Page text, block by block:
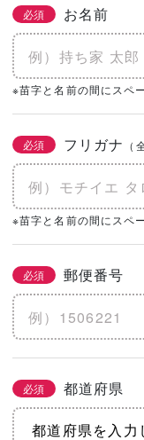
必須 お名前
※苗字と名前の間にスペ
必須 フリガナ （
※苗字と名前の間にスペ
必須 郵便番号
必須 都道府県